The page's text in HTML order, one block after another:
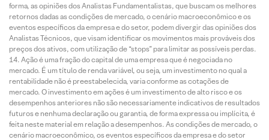
forma, as opiniões dos Analistas Fundamentalistas, que buscam os melhores
retornos dadas as condições de mercado, o cenário macroeconômico e os
eventos específicos da empresa e do setor, podem divergir das opiniões dos
Analistas Técnicos, que visam identificar os movimentos mais prováveis dos
preços dos ativos, com utilização de “stops” para limitar as possíveis perdas.
Ação é uma fração do capital de uma empresa que é negociada no
mercado. É um título de renda variável, ou seja, um investimento no qual a
rentabilidade não é preestabelecida, varia conforme as cotações de
mercado. O investimento em ações é um investimento de alto risco e os
desempenhos anteriores não são necessariamente indicativos de resultados
futuros e nenhuma declaração ou garantia, de forma expressa ou implícita, é
feita neste material em relação a desempenhos. As condições de mercado, o
cenário macroeconômico, os eventos específicos da empresa e do setor